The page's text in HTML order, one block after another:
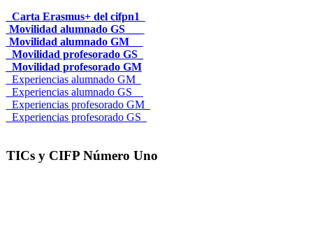
_Carta Erasmus+ del cifpn1
Movilidad alumnado GS___
Movilidad alumnado GM__
_Movilidad profesorado GS_
_Movilidad profesorado GM
_Experiencias alumnado GM_
_Experiencias alumnado GS__
_Experiencias profesorado GM_
_Experiencias profesorado GS_
TICs y CIFP Número Uno